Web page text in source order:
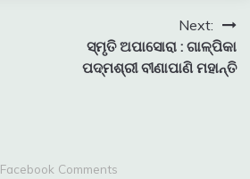
Next:
ସ୍ମୃତି ଅପାସୋରା : ଗାଳ୍ପିକା
ପଦ୍ମଶ୍ରୀ ବୀଣାପାଣି ମହାନ୍ତି
Facebook Comments